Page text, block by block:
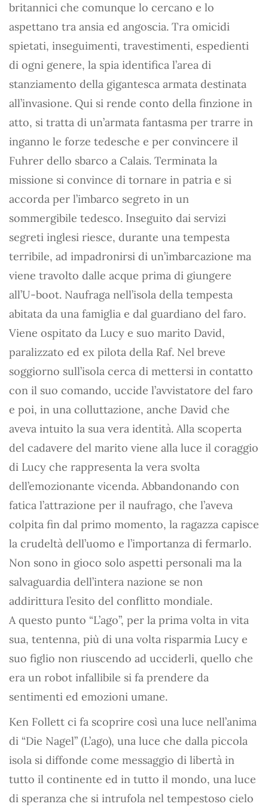
britannici che comunque lo cercano e lo
aspettano tra ansia ed angoscia. Tra omicidi
spietati, inseguimenti, travestimenti, espedienti
di ogni genere, la spia identifica l’area di
stanziamento della gigantesca armata destinata
all’invasione. Qui si rende conto della finzione in
atto, si tratta di un’armata fantasma per trarre in
inganno le forze tedesche e per convincere il
Fuhrer dello sbarco a Calais. Terminata la
missione si convince di tornare in patria e si
accorda per l’imbarco segreto in un
sommergibile tedesco. Inseguito dai servizi
segreti inglesi riesce, durante una tempesta
terribile, ad impadronirsi di un’imbarcazione ma
viene travolto dalle acque prima di giungere
all’U-boot. Naufraga nell’isola della tempesta
abitata da una famiglia e dal guardiano del faro.
Viene ospitato da Lucy e suo marito David,
paralizzato ed ex pilota della Raf. Nel breve
soggiorno sull’isola cerca di mettersi in contatto
con il suo comando, uccide l’avvistatore del faro
e poi, in una colluttazione, anche David che
aveva intuito la sua vera identità. Alla scoperta
del cadavere del marito viene alla luce il coraggio
di Lucy che rappresenta la vera svolta
dell’emozionante vicenda. Abbandonando con
fatica l’attrazione per il naufrago, che l’aveva
colpita fin dal primo momento, la ragazza capisce
la crudeltà dell’uomo e l’importanza di fermarlo.
Non sono in gioco solo aspetti personali ma la
salvaguardia dell’intera nazione se non
addirittura l’esito del conflitto mondiale.
A questo punto “L’ago”, per la prima volta in vita
sua, tentenna, più di una volta risparmia Lucy e
suo figlio non riuscendo ad ucciderli, quello che
era un robot infallibile si fa prendere da
sentimenti ed emozioni umane.
Ken Follett ci fa scoprire così una luce nell’anima
di “Die Nagel” (L’ago), una luce che dalla piccola
isola si diffonde come messaggio di libertà in
tutto il continente ed in tutto il mondo, una luce
di speranza che si intrufola nel tempestoso cielo